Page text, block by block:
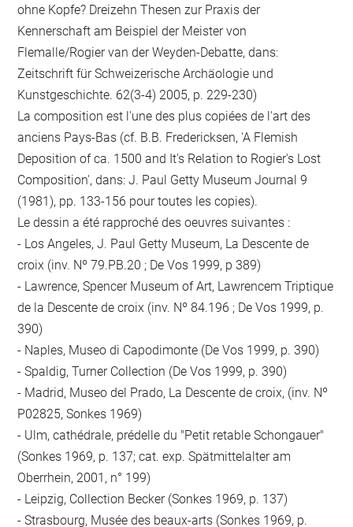
ohne Kopfe? Dreizehn Thesen zur Praxis der
Kennerschaft am Beispiel der Meister von
Flemalle/Rogier van der Weyden-Debatte, dans:
Zeitschrift für Schweizerische Archäologie und
Kunstgeschichte. 62(3-4) 2005, p. 229-230)
La composition est l'une des plus copiées de l'art des
anciens Pays-Bas (cf. B.B. Fredericksen, 'A Flemish
Deposition of ca. 1500 and It's Relation to Rogier's Lost
Composition', dans: J. Paul Getty Museum Journal 9
(1981), pp. 133-156 pour toutes les copies).
Le dessin a été rapproché des oeuvres suivantes :
- Los Angeles, J. Paul Getty Museum, La Descente de
croix (inv. Nº 79.PB.20 ; De Vos 1999, p 389)
- Lawrence, Spencer Museum of Art, Lawrencem Triptique
de la Descente de croix (inv. Nº 84.196 ; De Vos 1999, p.
390)
- Naples, Museo di Capodimonte (De Vos 1999, p. 390)
- Spaldig, Turner Collection (De Vos 1999, p. 390)
- Madrid, Museo del Prado, La Descente de croix, (inv. Nº
P02825, Sonkes 1969)
- Ulm, cathédrale, prédelle du "Petit retable Schongauer"
(Sonkes 1969, p. 137; cat. exp. Spätmittelalter am
Oberrhein, 2001, n° 199)
- Leipzig, Collection Becker (Sonkes 1969, p. 137)
- Strasbourg, Musée des beaux-arts (Sonkes 1969, p.